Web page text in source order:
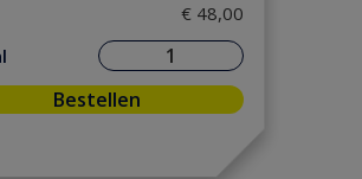
(21)
€ 48,00
Bestellen